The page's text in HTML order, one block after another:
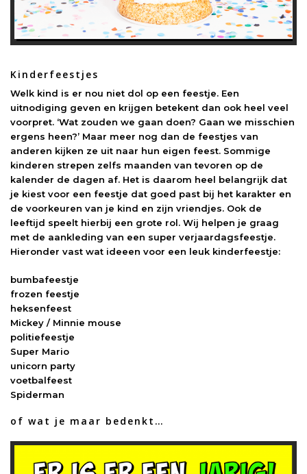
Kinderfeestjes
Welk kind is er nou niet dol op een feestje. Een
uitnodiging geven en krijgen betekent dan ook heel veel
voorpret. ‘Wat zouden we gaan doen? Gaan we misschien
ergens heen?’ Maar meer nog dan de feestjes van
anderen kijken ze uit naar hun eigen feest. Sommige
kinderen strepen zelfs maanden van tevoren op de
kalender de dagen af. Het is daarom heel belangrijk dat
je kiest voor een feestje dat goed past bij het karakter en
de voorkeuren van je kind en zijn vriendjes. Ook de
leeftijd speelt hierbij een grote rol. Wij helpen je graag
met de aankleding van een super verjaardagsfeestje.
Hieronder vast wat ideeen voor een leuk kinderfeestje:
bumbafeestje
frozen feestje
heksenfeest
Mickey / Minnie mouse
politiefeestje
Super Mario
unicorn party
voetbalfeest
Spiderman
of wat je maar bedenkt…